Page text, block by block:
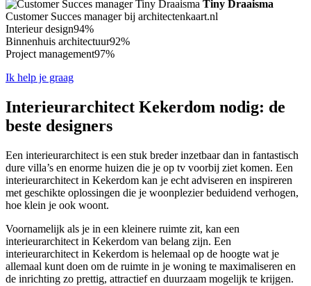
Tiny Draaisma
Customer Succes manager bij architectenkaart.nl
Interieur design94%
Binnenhuis architectuur92%
Project management97%
Ik help je graag
Interieurarchitect Kekerdom nodig: de
beste designers
Een interieurarchitect is een stuk breder inzetbaar dan in fantastisch
dure villa’s en enorme huizen die je op tv voorbij ziet komen. Een
interieurarchitect in Kekerdom kan je echt adviseren en inspireren
met geschikte oplossingen die je woonplezier beduidend verhogen,
hoe klein je ook woont.
Voornamelijk als je in een kleinere ruimte zit, kan een
interieurarchitect in Kekerdom van belang zijn. Een
interieurarchitect in Kekerdom is helemaal op de hoogte wat je
allemaal kunt doen om de ruimte in je woning te maximaliseren en
de inrichting zo prettig, attractief en duurzaam mogelijk te krijgen.